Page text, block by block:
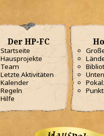
Der HP-FC
Startseite
Hausprojekte
Team
Letzte Aktivitäten
Kalender
Regeln
Hilfe